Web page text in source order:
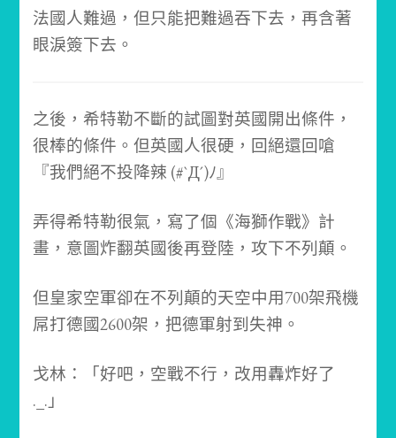
法國人難過，但只能把難過吞下去，再含著
眼淚簽下去。
之後，希特勒不斷的試圖對英國開出條件，
很棒的條件。但英國人很硬，回絕還回嗆
『我們絕不投降辣 (#`Д´)ﾉ』
弄得希特勒很氣，寫了個《海獅作戰》計
畫，意圖炸翻英國後再登陸，攻下不列顛。
但皇家空軍卻在不列顛的天空中用700架飛機
屌打德國2600架，把德軍射到失神。
戈林：「好吧，空戰不行，改用轟炸好了
._.」